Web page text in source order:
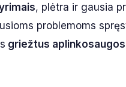
, plėtra ir gausia
problemoms
griežtus